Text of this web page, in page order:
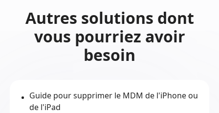
Autres solutions dont
vous pourriez avoir
besoin
Guide pour supprimer le MDM de l'iPhone ou
de l'iPad